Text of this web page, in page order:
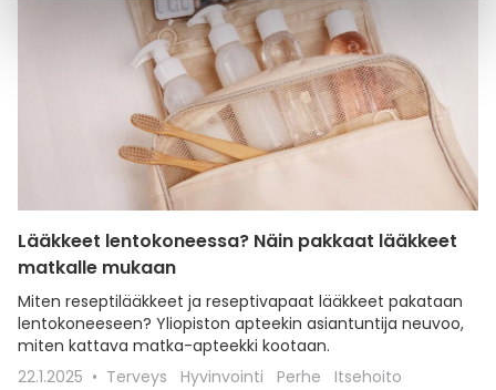
Lääkkeet lentokoneessa? Näin pakkaat lääkkeet
matkalle mukaan
Miten reseptilääkkeet ja reseptivapaat lääkkeet pakataan
lentokoneeseen? Yliopiston apteekin asiantuntija neuvoo,
miten kattava matka-apteekki kootaan.
22.1.2025
Terveys Hyvinvointi Perhe Itsehoito